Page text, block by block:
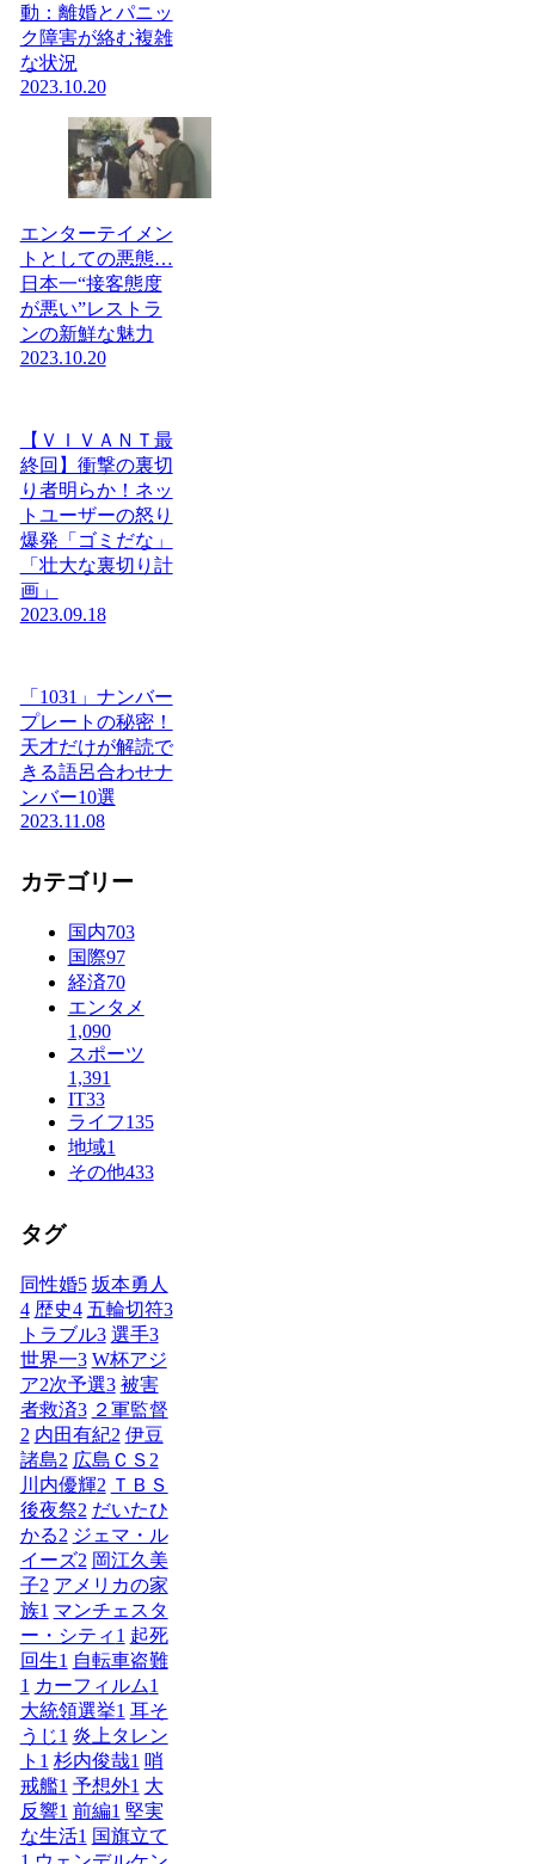
動：離婚とパニッ
ク障害が絡む複雑
な状況
2023.10.20
エンターテイメン
トとしての悪態…
日本一“接客態度
が悪い”レストラ
ンの新鮮な魅力
2023.10.20
【ＶＩＶＡＮＴ最
終回】衝撃の裏切
り者明らか！ネッ
トユーザーの怒り
爆発「ゴミだな」
「壮大な裏切り計
画」
2023.09.18
「1031」ナンバー
プレートの秘密！
天才だけが解読で
きる語呂合わせナ
ンバー10選
2023.11.08
カテゴリー
国内703
国際97
経済70
エンタメ
1,090
スポーツ
1,391
IT33
ライフ135
地域1
その他433
タグ
同性婚5 坂本勇人
4 歴史4 五輪切符3
トラブル3 選手3
世界一3 W杯アジ
ア2次予選3 被害
者救済3 ２軍監督
2 内田有紀2 伊豆
諸島2 広島ＣＳ 2
川内優輝2 ＴＢＳ
後夜祭2 だいたひ
かる2 ジェマ・ル
イーズ2 岡江久美
子2 アメリカの家
族1 マンチェスタ
ー・シティ 1 起死
回生1 自転車盗難
1 カーフィルム1
大統領選挙1 耳そ
うじ1 炎上タレン
ト 1 杉内俊哉1 哨
戒艦1 予想外1 大
反響1 前編1 堅実
な生活1 国旗立て